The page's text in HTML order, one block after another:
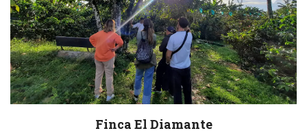
Previous Next
Finca El Diamante